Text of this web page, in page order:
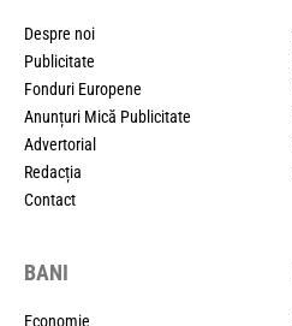
Despre noi
Publicitate
Fonduri Europene
Anunțuri Mică Publicitate
Advertorial
Redacția
Contact
BANI
Economie